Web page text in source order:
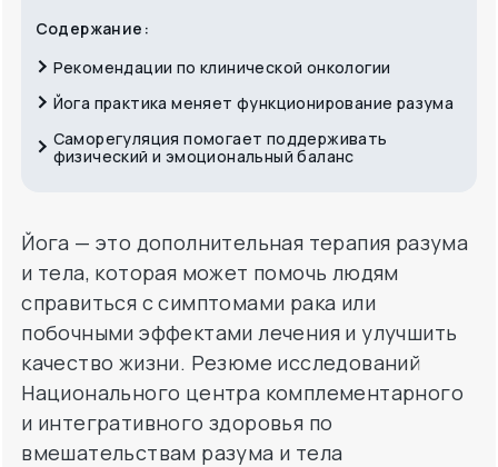
Содержание:
Рекомендации по клинической онкологии
Йога практика меняет функционирование разума
Саморегуляция помогает поддерживать
физический и эмоциональный баланс
Йога — это дополнительная терапия разума
и тела, которая может помочь людям
справиться с симптомами рака или
побочными эффектами лечения и улучшить
качество жизни. Резюме исследований
Национального центра комплементарного
и интегративного здоровья по
вмешательствам разума и тела